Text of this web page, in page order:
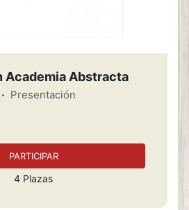
Academia Abstracta
Presentación
PARTICIPAR
4 Plazas